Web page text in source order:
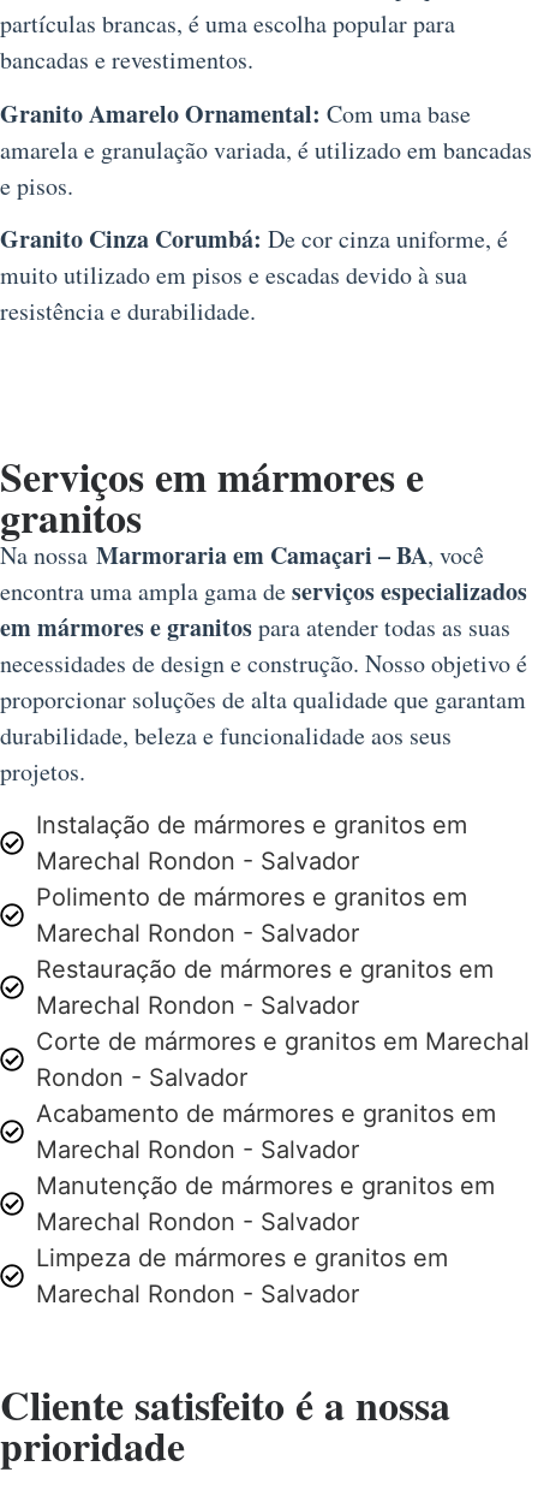
partículas brancas, é uma escolha popular para
bancadas e revestimentos.
Granito Amarelo Ornamental: Com uma base
amarela e granulação variada, é utilizado em bancadas
e pisos.
Granito Cinza Corumbá: De cor cinza uniforme, é
muito utilizado em pisos e escadas devido à sua
resistência e durabilidade.
Serviços em mármores e
granitos
Na nossa Marmoraria em Camaçari – BA, você
encontra uma ampla gama deserviços especializados
em mármores e granitospara atender todas as suas
necessidades de design e construção. Nosso objetivo é
proporcionar soluções de alta qualidade que garantam
durabilidade, beleza e funcionalidade aos seus
projetos.
Instalação de mármores e granitos em
Marechal Rondon - Salvador
Polimento de mármores e granitos em
Marechal Rondon - Salvador
Restauração de mármores e granitos em
Marechal Rondon - Salvador
Corte de mármores e granitos em Marechal
Rondon - Salvador
Acabamento de mármores e granitos em
Marechal Rondon - Salvador
Manutenção de mármores e granitos em
Marechal Rondon - Salvador
Limpeza de mármores e granitos em
Marechal Rondon - Salvador
Cliente satisfeito é a nossa
prioridade